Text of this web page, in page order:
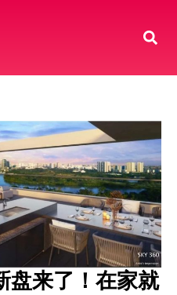
盘来了！在家就